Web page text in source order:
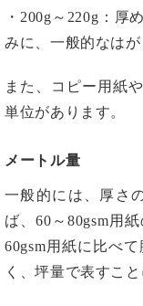
・200g～220g：
みに、一般的なはが
また、コピー用紙
単位があります。
メートル量
一般的には、厚さ
ば、60～80gsm用
60gsm用紙に比べ
く、坪量で表すこ